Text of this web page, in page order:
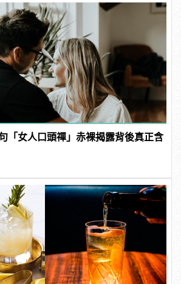
「女人口頭禪」赤裸揭露背後真正含